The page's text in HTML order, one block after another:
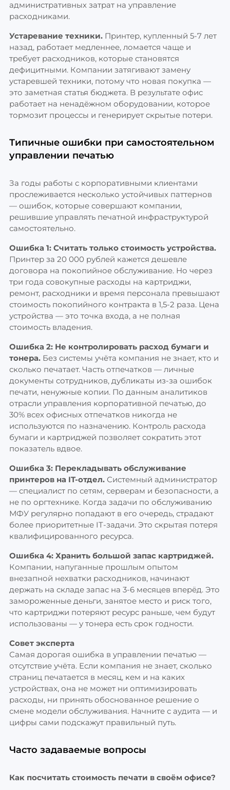
административных затрат на управление
расходниками.
Устаревание техники. Принтер, купленный 5-7 лет
назад, работает медленнее, ломается чаще и
требует расходников, которые становятся
дефицитными. Компании затягивают замену
устаревшей техники, потому что новая покупка —
это заметная статья бюджета. В результате офис
работает на ненадёжном оборудовании, которое
тормозит процессы и генерирует скрытые потери.
Типичные ошибки при самостоятельном
управлении печатью
За годы работы с корпоративными клиентами
прослеживается несколько устойчивых паттернов
— ошибок, которые совершают компании,
решившие управлять печатной инфраструктурой
самостоятельно.
Ошибка 1: Считать только стоимость устройства.
Принтер за 20 000 рублей кажется дешевле
договора на покопийное обслуживание. Но через
три года совокупные расходы на картриджи,
ремонт, расходники и время персонала превышают
стоимость покопийного контракта в 1,5-2 раза. Цена
устройства — это точка входа, а не полная
стоимость владения.
Ошибка 2: Не контролировать расход бумаги и
тонера. Без системы учёта компания не знает, кто и
сколько печатает. Часть отпечатков — личные
документы сотрудников, дубликаты из-за ошибок
печати, ненужные копии. По данным аналитиков
отрасли управления корпоративной печатью, до
30% всех офисных отпечатков никогда не
используются по назначению. Контроль расхода
бумаги и картриджей позволяет сократить этот
показатель вдвое.
Ошибка 3: Перекладывать обслуживание
принтеров на IT-отдел. Системный администратор
— специалист по сетям, серверам и безопасности, а
не по оргтехнике. Когда задачи по обслуживанию
МФУ регулярно попадают в его очередь, страдают
более приоритетные IT-задачи. Это скрытая потеря
квалифицированного ресурса.
Ошибка 4: Хранить большой запас картриджей.
Компании, напуганные прошлым опытом
внезапной нехватки расходников, начинают
держать на складе запас на 3-6 месяцев вперёд. Это
замороженные деньги, занятое место и риск того,
что картриджи потеряют ресурс раньше, чем будут
использованы — у тонера есть срок годности.
Совет эксперта
Самая дорогая ошибка в управлении печатью —
отсутствие учёта. Если компания не знает, сколько
страниц печатается в месяц, кем и на каких
устройствах, она не может ни оптимизировать
расходы, ни принять обоснованное решение о
смене модели обслуживания. Начните с аудита — и
цифры сами подскажут правильный путь.
Часто задаваемые вопросы
Как посчитать стоимость печати в своём офисе?